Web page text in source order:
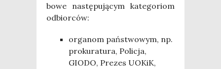
bo­we nastę­pu­ją­cym kate­go­riom
odbiorców:
orga­nom pań­stwo­wym, np.
pro­ku­ra­tu­ra, Poli­cja,
GIODO, Pre­zes UOKiK,